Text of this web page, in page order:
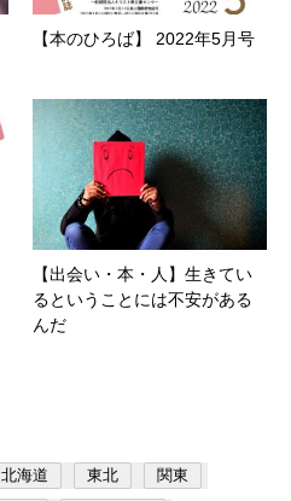
【本のひろば】 2022年5月号
【出会い・本・人】生きてい
るということには不安がある
んだ
北海道 東北
関東